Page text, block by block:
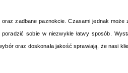
zadbane paznokcie. Czasami jednak może
sobie w niezwykle łatwy sposób.
oraz doskonała jakość sprawiają, że nasi